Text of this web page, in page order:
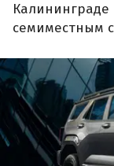
Калининграде
семиместным